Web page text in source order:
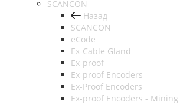
SCANCON
Назад
SCANCON
eCode
Ex-Cable Gland
Ex-proof
Ex-proof Encoders
Ex-Proof Encoders
Ex-proof Encoders - Mining